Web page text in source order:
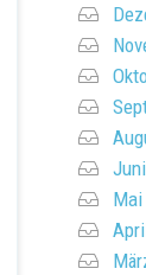
Mai